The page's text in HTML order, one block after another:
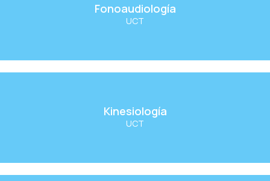
Fonoaudiología
UCT
Ver Carrera
Kinesiología
UCT
Ver Carrera